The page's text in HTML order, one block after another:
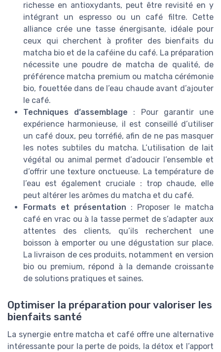
richesse en antioxydants, peut être revisité en y
intégrant un espresso ou un café filtre. Cette
alliance crée une tasse énergisante, idéale pour
ceux qui cherchent à profiter des bienfaits du
matcha bio et de la caféine du café. La préparation
nécessite une poudre de matcha de qualité, de
préférence matcha premium ou matcha cérémonie
bio, fouettée dans de l’eau chaude avant d’ajouter
le café.
Techniques d’assemblage : Pour garantir une
expérience harmonieuse, il est conseillé d’utiliser
un café doux, peu torréfié, afin de ne pas masquer
les notes subtiles du matcha. L’utilisation de lait
végétal ou animal permet d’adoucir l’ensemble et
d’offrir une texture onctueuse. La température de
l’eau est également cruciale : trop chaude, elle
peut altérer les arômes du matcha et du café.
Formats et présentation : Proposer le matcha
café en vrac ou à la tasse permet de s’adapter aux
attentes des clients, qu’ils recherchent une
boisson à emporter ou une dégustation sur place.
La livraison de ces produits, notamment en version
bio ou premium, répond à la demande croissante
de solutions pratiques et saines.
Optimiser la préparation pour valoriser les
bienfaits santé
La synergie entre matcha et café offre une alternative
intéressante pour la perte de poids, la détox et l’apport